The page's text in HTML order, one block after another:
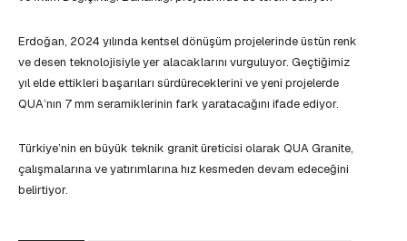
Erdoğan, 2024 yılında kentsel dönüşüm projelerinde üstün renk
ve desen teknolojisiyle yer alacaklarını vurguluyor. Geçtiğimiz
yıl elde ettikleri başarıları sürdüreceklerini ve yeni projelerde
QUA’nın 7 mm seramiklerinin fark yaratacağını ifade ediyor.
Türkiye’nin en büyük teknik granit üreticisi olarak QUA Granite,
çalışmalarına ve yatırımlarına hız kesmeden devam edeceğini
belirtiyor.